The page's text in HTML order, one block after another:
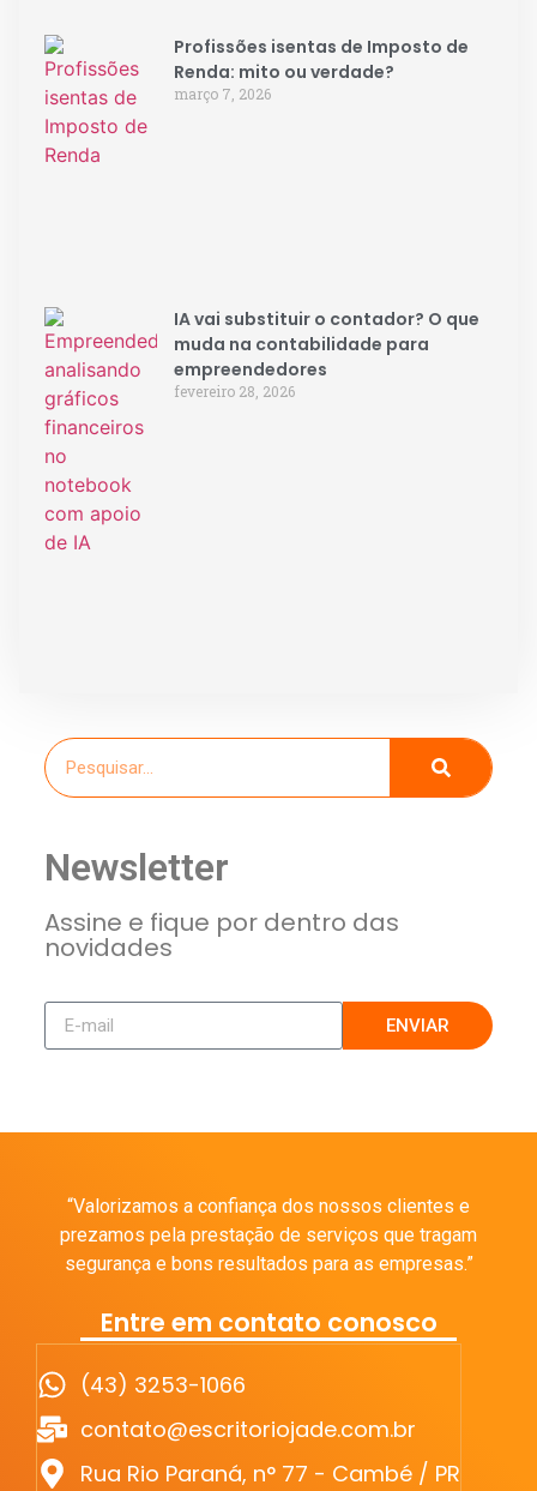
Profissões isentas de Imposto de
Renda: mito ou verdade?
março 7, 2026
IA vai substituir o contador? O que
muda na contabilidade para
empreendedores
fevereiro 28, 2026
Newsletter
Assine e fique por dentro das
novidades
ENVIAR
“Valorizamos a confiança dos nossos clientes e
prezamos pela prestação de serviços que tragam
segurança e bons resultados para as empresas.”
Entre em contato conosco
(43) 3253-1066
contato@escritoriojade.com.br
Rua Rio Paraná, n° 77 - Cambé / PR